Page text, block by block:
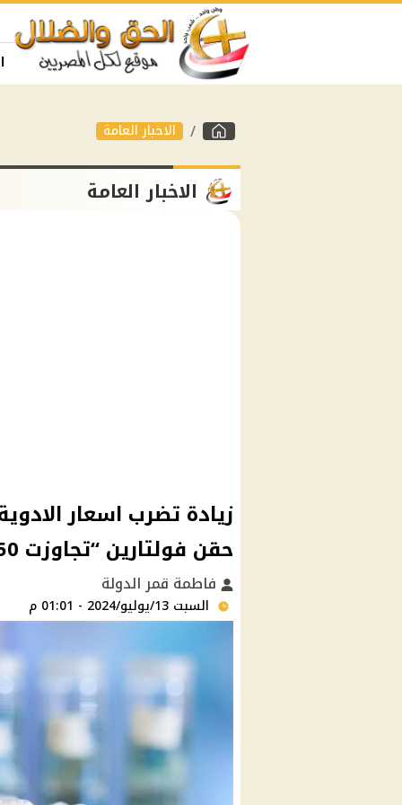
الاخبار العامة
الاخبار العامة
زيادة تضرب اسعار
حقن فولتارين “تجاوزت 50%”
فاطمة قمر الدولة
السبت 13/يوليو/2024 - 01:01 م